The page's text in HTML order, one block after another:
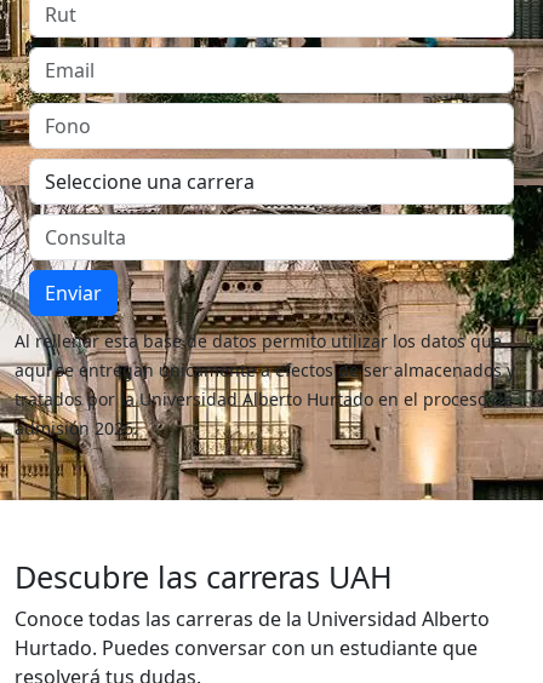
Enviar
Al rellenar esta base de datos permito utilizar los datos que
aquí se entregan únicamente a efectos de ser almacenados y
tratados por la Universidad Alberto Hurtado en el proceso de
admisión 2026.
Descubre las carreras UAH
Conoce todas las carreras de la Universidad Alberto
Hurtado. Puedes conversar con un estudiante que
resolverá tus dudas.